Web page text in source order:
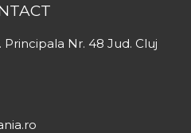
Principala Nr. 48 Jud. Cluj